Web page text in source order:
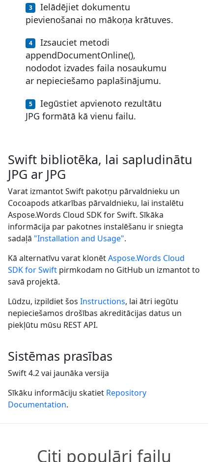
Ielādējiet dokumentu
pievienošanai no mākoņa krātuves.
Izsauciet metodi
appendDocumentOnline(),
nododot izvades faila nosaukumu
ar nepieciešamo paplašinājumu.
Iegūstiet apvienoto rezultātu
JPG formātā kā vienu failu.
Swift bibliotēka, lai sapludinātu
JPG ar JPG
Varat izmantot Swift pakotņu pārvaldnieku un
Cocoapods atkarības pārvaldnieku, lai instalētu
Aspose.Words Cloud SDK for Swift. Sīkāka
informācija par pakotnes instalēšanu ir sniegta
sadaļā "Installation and Usage".
Kā alternatīvu varat klonētAspose.Words Cloud
SDK for Swift pirmkodam no GitHub un izmantot to
savā projektā.
Lūdzu, izpildiet šos Instructions, lai ātri iegūtu
nepieciešamos drošības akreditācijas datus un
piekļūtu mūsu REST API.
Sistēmas prasības
Swift 4.2 vai jaunāka versija
Sīkāku informāciju skatiet Repository
Documentation.
Citi populāri failu